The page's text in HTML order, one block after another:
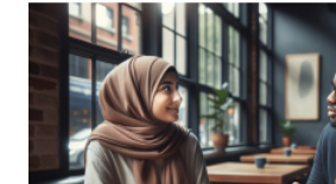
Submit Comment